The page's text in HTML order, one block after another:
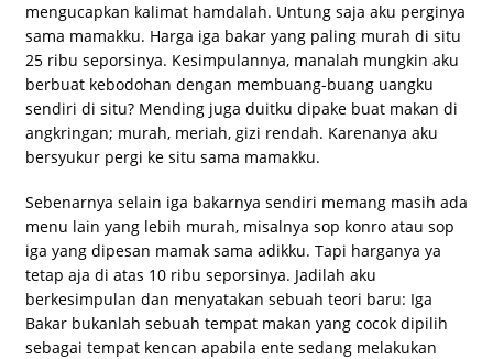
mengucapkan kalimat hamdalah. Untung saja aku perginya
sama mamakku. Harga iga bakar yang paling murah di situ
25 ribu seporsinya. Kesimpulannya, manalah mungkin aku
berbuat kebodohan dengan membuang-buang uangku
sendiri di situ? Mending juga duitku dipake buat makan di
angkringan; murah, meriah, gizi rendah. Karenanya aku
bersyukur pergi ke situ sama mamakku.
Sebenarnya selain iga bakarnya sendiri memang masih ada
menu lain yang lebih murah, misalnya sop konro atau sop
iga yang dipesan mamak sama adikku. Tapi harganya ya
tetap aja di atas 10 ribu seporsinya. Jadilah aku
berkesimpulan dan menyatakan sebuah teori baru: Iga
Bakar bukanlah sebuah tempat makan yang cocok dipilih
sebagai tempat kencan apabila ente sedang melakukan